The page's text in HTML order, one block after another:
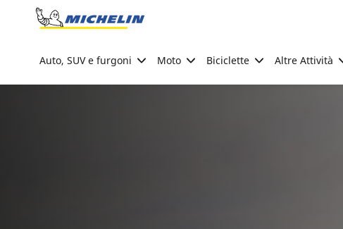
Go to page content
Auto, SUV e furgoni Moto Biciclette Altre Attività